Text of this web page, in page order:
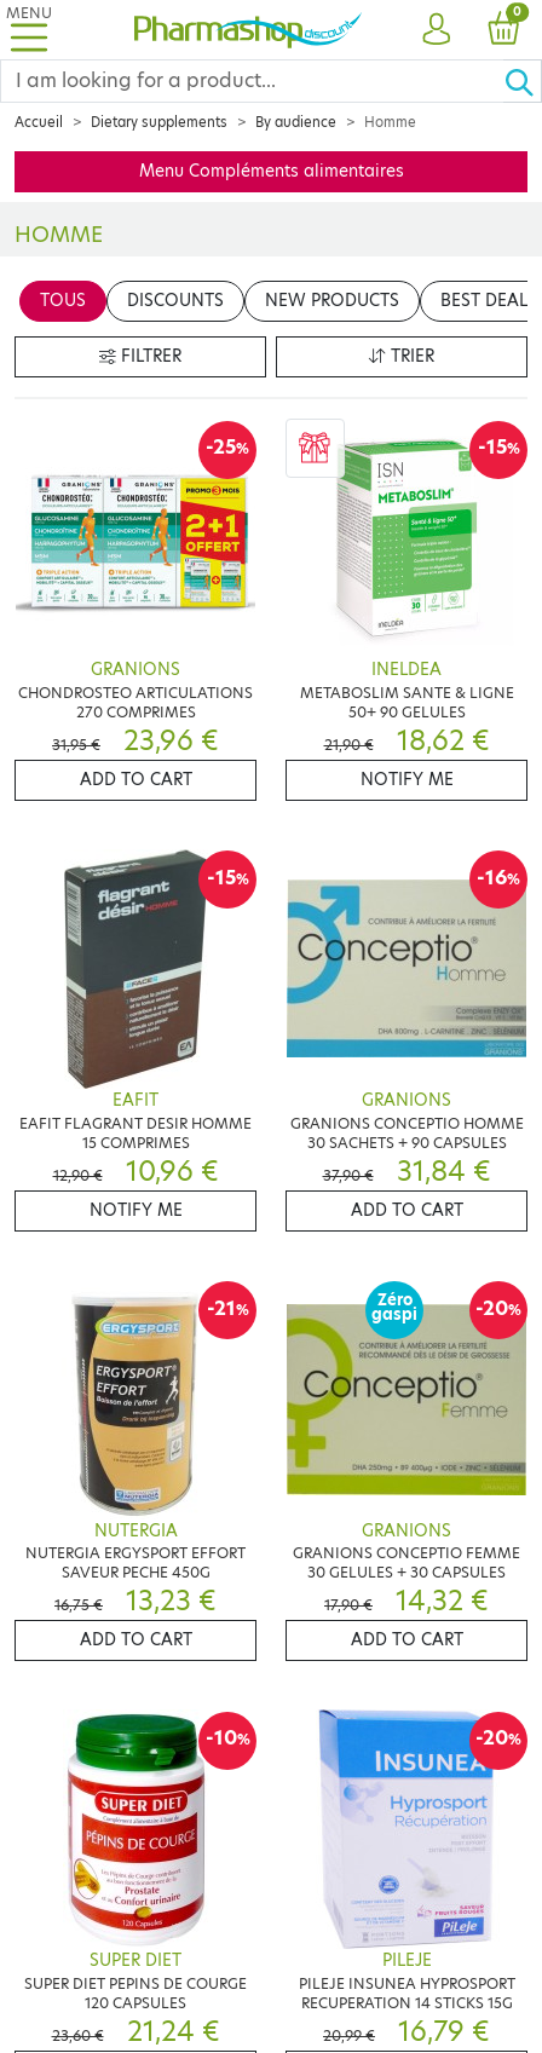
MENU
ACCOUNT
0
Accueil Dietary supplements By audience Homme
Menu Compléments alimentaires
HOMME
en cliquant sur le bouton "Modifier le contenu"
TOUS DISCOUNTS NEW PRODUCTS BEST DEALS
FILTRER TRIER
-25%
GRANIONS
CHONDROSTEO ARTICULATIONS
270 COMPRIMES
31,95 €
23,96 €
ADD TO CART
-15%
INELDEA
METABOSLIM SANTE & LIGNE
50+ 90 GELULES
21,90 €
18,62 €
NOTIFY ME
-15%
EAFIT
EAFIT FLAGRANT DESIR HOMME
15 COMPRIMES
12,90 €
10,96 €
NOTIFY ME
-16%
GRANIONS
GRANIONS CONCEPTIO HOMME
30 SACHETS + 90 CAPSULES
37,90 €
31,84 €
ADD TO CART
-21%
NUTERGIA
NUTERGIA ERGYSPORT EFFORT
SAVEUR PECHE 450G
16,75 €
13,23 €
ADD TO CART
-20%
Zéro
gaspi
GRANIONS
GRANIONS CONCEPTIO FEMME
30 GELULES + 30 CAPSULES
17,90 €
14,32 €
ADD TO CART
-10%
SUPER DIET
SUPER DIET PEPINS DE COURGE
120 CAPSULES
23,60 €
21,24 €
-20%
PILEJE
PILEJE INSUNEA HYPROSPORT
RECUPERATION 14 STICKS 15G
20,99 €
16,79 €